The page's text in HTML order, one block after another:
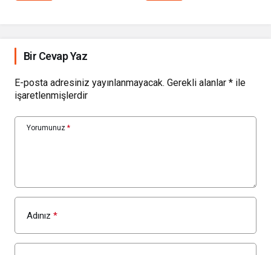
Bir Cevap Yaz
E-posta adresiniz yayınlanmayacak. Gerekli alanlar * ile
işaretlenmişlerdir
Yorumunuz *
Adınız *